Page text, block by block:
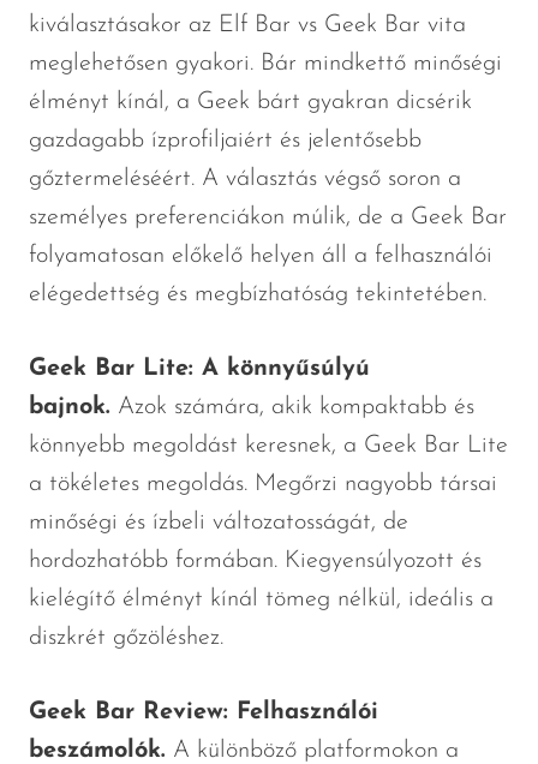
kiválasztásakor az Elf Bar vs Geek Bar vita
meglehetősen gyakori. Bár mindkettő minőségi
élményt kínál, a Geek bárt gyakran dicsérik
gazdagabb ízprofiljaiért és jelentősebb
gőztermeléséért. A választás végső soron a
személyes preferenciákon múlik, de a Geek Bar
folyamatosan előkelő helyen áll a felhasználói
elégedettség és megbízhatóság tekintetében.
Geek Bar Lite: A könnyűsúlyú
bajnok. Azok számára, akik kompaktabb és
könnyebb megoldást keresnek, a Geek Bar Lite
a tökéletes megoldás. Megőrzi nagyobb társai
minőségi és ízbeli változatosságát, de
hordozhatóbb formában. Kiegyensúlyozott és
kielégítő élményt kínál tömeg nélkül, ideális a
diszkrét gőzöléshez.
Geek Bar Review: Felhasználói
beszámolók. A különböző platformokon a